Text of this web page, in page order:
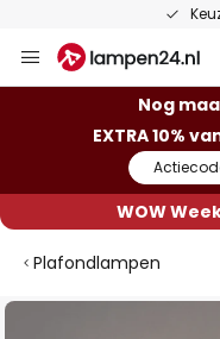
naar
Nog
EXTRA 10%
WOW
Plafondlampen
Ga